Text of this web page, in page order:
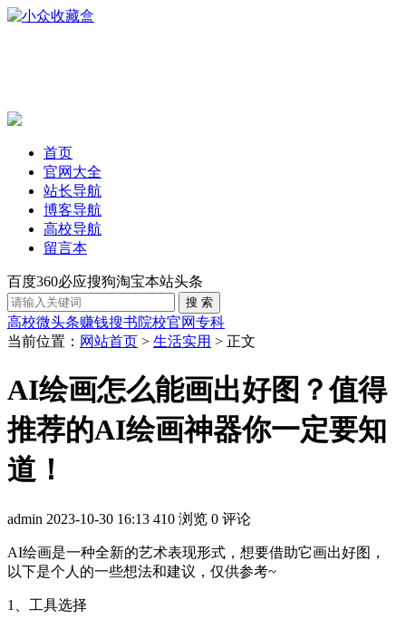
首页
官网大全
站长导航
博客导航
高校导航
留言本
百度360必应搜狗淘宝本站头条
高校微头条赚钱搜书院校官网专科
当前位置： 网站首页 > 生活实用 > 正文
AI绘画怎么能画出好图？值得
推荐的AI绘画神器你一定要知
道！
admin 2023-10-30 16:13 410 浏览 0 评论
AI绘画是一种全新的艺术表现形式，想要借助它画出好图，
以下是个人的一些想法和建议，仅供参考~
1、工具选择